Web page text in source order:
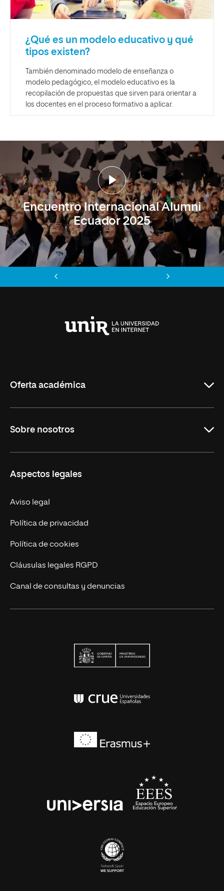
¿Qué es un modelo educativo y qué
tipos existen?
También denominado modelo de enseñanza o
modelo pedagógico, el modelo educativo es la
recopilación de propuestas que sirven para orientar a
los docentes en el proceso formativo a aplicar.
Encuentro Internacional Alumni
Ecuador 2025
Oferta académica
Formación Continua
Carreras
Sobre nosotros
Trabaja en UNIR
Actualidad
Contáctanos
Aspectos legales
Aviso legal
Política de privacidad
Política de cookies
Cláusulas legales RGPD
Canal de consultas y denuncias